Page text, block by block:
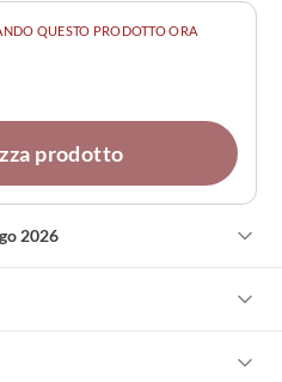
da personalizzare con
un ricordo unico per chi
stile senza tempo.
QUESTO PRODOTTO ORA
prodotto
2026